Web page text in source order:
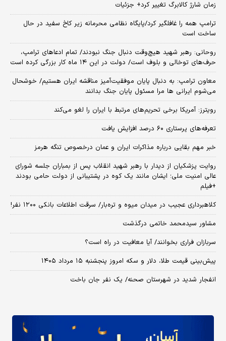
زمان شارژ کالابرگ تغییر کرد+ جزئیات
ترامپ همه را غافلگیر کرد/پایگاه نظامی محرمانه زیر کاخ سفید در حال
ساخت است
روحانی: رهبر شهید هیچ‌وقت دنبال جنگ نبودند/ تمام ادعاهای ترامپ،
حرف‌های توخالی و بلوف است/ دولت در این ۱۴ ماه کار بزرگی کرده است
معاون ترامپ: به دنبال پایان موفقیت‌آمیز مناقشه ایران هستیم/ خوشحال
می‌شوم ایرانی ها مرا مسئول پایان جنگ بدانند
رویترز: آمریکا برخی تحریم‌های مرتبط با ایران را لغو می‌کند
تعرفه‌های پرستاری ۶۰ درصد افزایش یافت
خبر مهم بقایی درباره مذاکرات ایران و عمان درخصوص تنگه هرمز
روایت پزشکیان از دیدار با رهبر شهید انقلاب پس از بمباران جلسه شورای
عالی امنیت ملی؛ ایشان مانند یک کوه در پشتیبانی از دولت حامی بودند
+فیلم
کلاهبرداری عجیب در میدان میوه و تره‌بار/ سرقت اطلاعات بانکی ۱۲۰۰ نفر!
مشاور سیدمحمد خاتمی درگذشت
سربازان فراری بخوانند/ آیا معافیت در راه است؟
پیش‌بینی قیمت طلا، دلار و سکه امروز پنجشنبه ۱۵ مرداد ۱۴۰۵
انفجار شدید در شهرستان صحنه/ یک نفر جان باخت